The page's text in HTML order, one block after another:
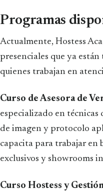
Programas
Actualmente, Hostess
presenciales que ya
quienes trabajan en
Curso de Asesora de
especializado en técnicas
de imagen y protocolo
capacita para trabajar en
exclusivos y showrooms
Curso Hostess y